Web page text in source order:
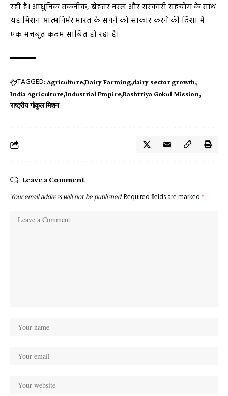
रही है। आधुनिक तकनीक, बेहतर नस्ल और सरकारी सहयोग के साथ
यह मिशन आत्मनिर्भर भारत के सपने को साकार करने की दिशा में
एक मजबूत कदम साबित हो रहा है।
TAGGED: Agriculture Dairy Farming dairy sector growth
India Agriculture Industrial Empire Rashtriya Gokul Mission
राष्ट्रीय गोकुल मिशन
Leave a Comment
Your email address will not be published.Required fields are marked *